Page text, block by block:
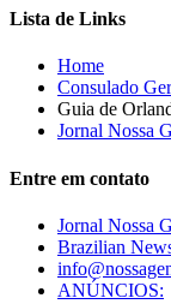
Lista de Links
Home
Consulado
Guia de
Jornal Nossa
Entre em contato
Jornal Nossa
Brazilian
ANÚNCIOS: